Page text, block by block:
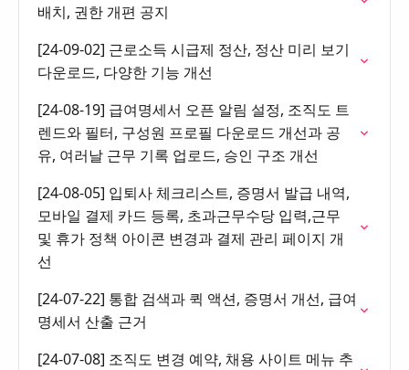
배치, 권한 개편 공지
[24-09-02] 근로소득 시급제 정산, 정산 미리 보기
다운로드, 다양한 기능 개선
[24-08-19] 급여명세서 오픈 알림 설정, 조직도 트
렌드와 필터, 구성원 프로필 다운로드 개선과 공
유, 여러날 근무 기록 업로드, 승인 구조 개선
[24-08-05] 입퇴사 체크리스트, 증명서 발급 내역,
모바일 결제 카드 등록, 초과근무수당 입력,근무
및 휴가 정책 아이콘 변경과 결제 관리 페이지 개
선
[24-07-22] 통합 검색과 퀵 액션, 증명서 개선, 급여
명세서 산출 근거
[24-07-08] 조직도 변경 예약, 채용 사이트 메뉴 추